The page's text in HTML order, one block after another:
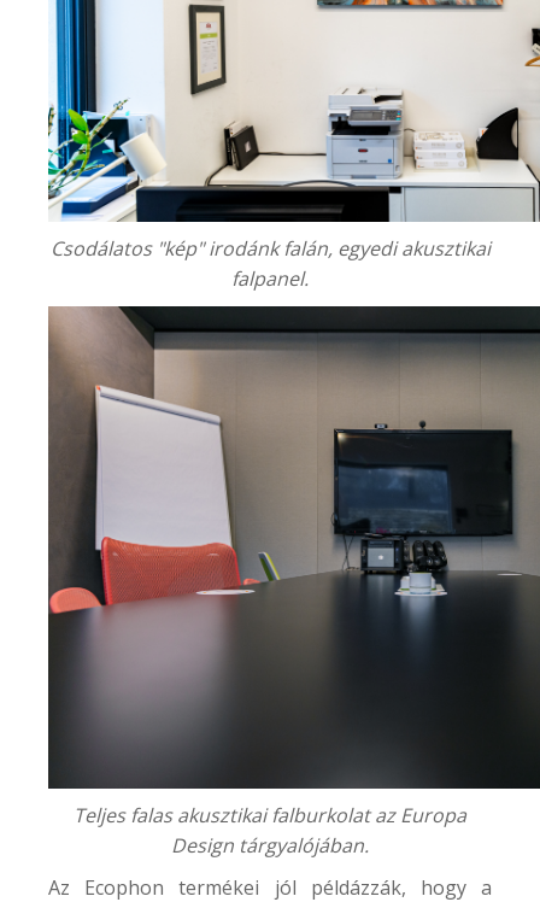
Csodálatos "kép" irodánk falán, egyedi akusztikai
falpanel.
Teljes falas akusztikai falburkolat az Europa
Design tárgyalójában.
Az Ecophon termékei jól példázzák, hogy a